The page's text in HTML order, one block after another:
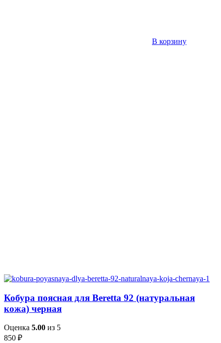
В корзину
Кобура поясная для Beretta 92 (натуральная
кожа) черная
Оценка 5.00 из 5
850 ₽